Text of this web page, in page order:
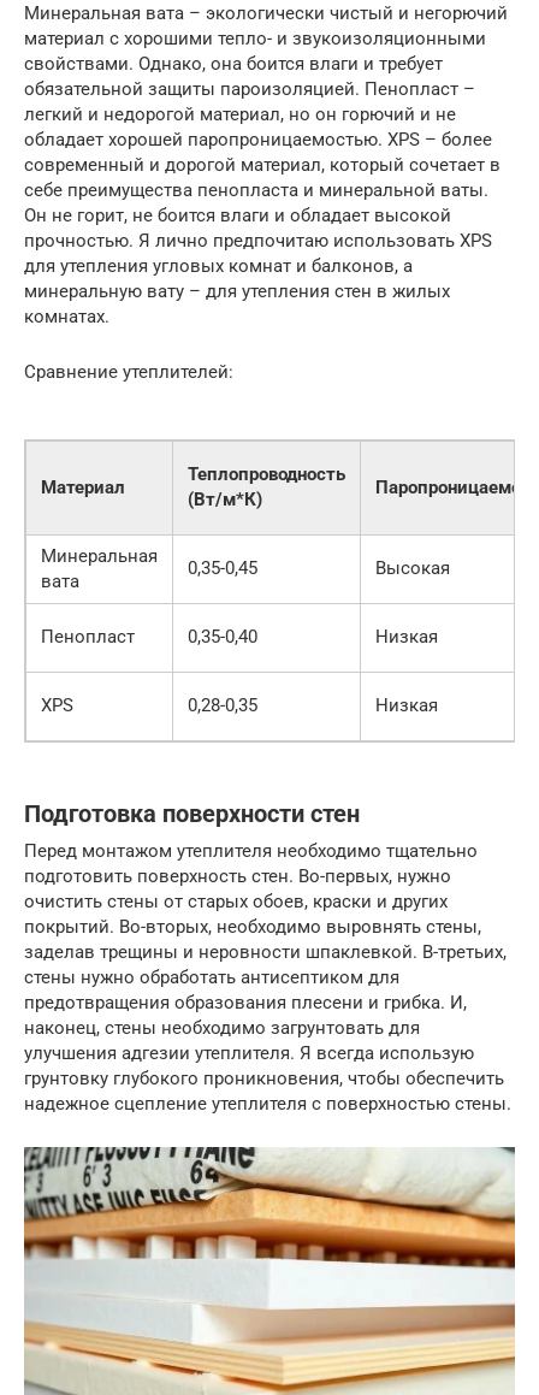
Минеральная вата – экологически чистый и негорючий
материал с хорошими тепло- и звукоизоляционными
свойствами. Однако, она боится влаги и требует
обязательной защиты пароизоляцией. Пенопласт –
легкий и недорогой материал, но он горючий и не
обладает хорошей паропроницаемостью. XPS – более
современный и дорогой материал, который сочетает в
себе преимущества пенопласта и минеральной ваты.
Он не горит, не боится влаги и обладает высокой
прочностью. Я лично предпочитаю использовать XPS
для утепления угловых комнат и балконов, а
минеральную вату – для утепления стен в жилых
комнатах.
Сравнение утеплителей:
Материал
Теплопроводность
(Вт/м*К)
Минеральная
вата
0,35-0,45 Высокая
Пенопласт 0,35-0,40 Низкая
XPS 0,28-0,35 Низкая
Подготовка поверхности стен
Перед монтажом утеплителя необходимо тщательно
подготовить поверхность стен. Во-первых, нужно
очистить стены от старых обоев, краски и других
покрытий. Во-вторых, необходимо выровнять стены,
заделав трещины и неровности шпаклевкой. В-третьих,
стены нужно обработать антисептиком для
предотвращения образования плесени и грибка. И,
наконец, стены необходимо загрунтовать для
улучшения адгезии утеплителя. Я всегда использую
грунтовку глубокого проникновения, чтобы обеспечить
надежное сцепление утеплителя с поверхностью стены.